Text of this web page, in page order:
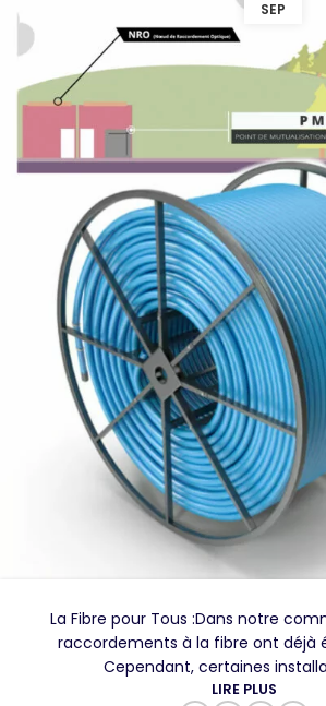
SEP
La Fibre pour Tous :Dans notre
raccordements à la fibre ont déjà
Cependant, certaines
LIRE PLUS